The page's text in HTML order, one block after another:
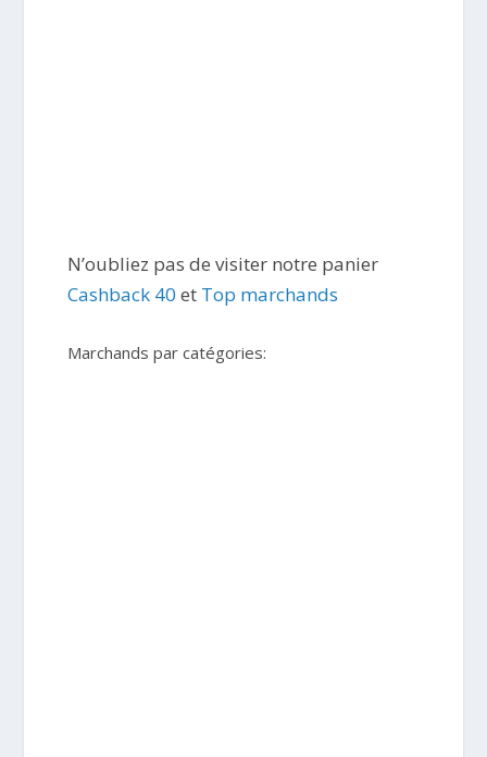
N’oubliez pas de visiter notre panier
Cashback 40 et Top marchands
Marchands par catégories: